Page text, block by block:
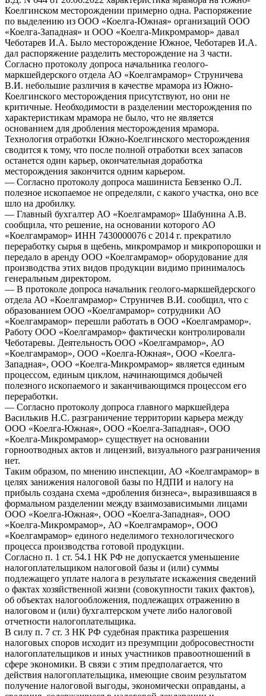
Коелгинском месторождении примерно одна. Распоряжение
по выделению из ООО «Коелга-Южная» организаций ООО
«Коелга-Западная» и ООО «Коелга-Микромрамор» давал
Чеботарев И.А. Было месторождение Южное, Чеботарев И.А.
дал распоряжение разделить месторождение на 3 части.
Согласно протоколу допроса начальника геолого-
маркшейдерского отдела АО «Коелгамрамор» Струничева
В.И. небольшие различия в качестве мрамора из Южно-
Коелгинского месторождения присутствуют, но они не
критичные. Необходимости в разделении месторождения по
характеристикам мрамора не было, что не является
основанием для дробления месторождения мрамора.
Технология отработки Южно-Коелгинского месторождения
сводится к тому, что после полной отработки всех запасов
останется один карьер, окончательная доработка
месторождения закончится одним карьером.
— Согласно протоколу допроса машиниста Бевзенко О.Л.
полезное ископаемое не определяли, с какого участка, оно все
шло на дробилку.
— Главный бухгалтер АО «Коелгамрамор» Шабунина А.В.
сообщила, что решение, на основании которого АО
«Коелгамрамор» ИНН 7430000076 с 2014 г. прекратило
переработку сырья в щебень, микромрамор и микропорошки и
передало в аренду ООО «Коелгамрамор» оборудование для
производства этих видов продукции видимо принималось
генеральным директором.
— В протоколе допроса начальник геолого-маркшейдерского
отдела АО «Коелгамрамор» Струничев В.И. сообщил, что с
образованием ООО «Коелгамрамор» сотрудники АО
«Коелгамрамор» перешли работать в ООО «Коелгамрамор».
Работу ООО «Коелгамрамор» фактически контролировали
Чеботаревы. Деятельность ООО «Коелгамрамор», АО
«Коелгамрамор», ООО «Коелга-Южная», ООО «Коелга-
Западная», ООО «Коелга-Микромрамор» является единым
процессом, единым циклом, начинающимся добычей
полезного ископаемого и заканчивающимся процессом его
переработки.
— Согласно протоколу допроса главного маркшейдера
Василькив Н.С. разграничение территории карьера между
ООО «Коелга-Южная», ООО «Коелга-Западная», ООО
«Коелга-Микромрамор» существует на основании
горноотводных актов и лицензий, визуального разграничения
нет.
Таким образом, по мнению инспекции, АО «Коелгамрамор» в
целях занижения налоговой базы по НДПИ и налогу на
прибыль создана схема «дробления бизнеса», выразившаяся в
формальном разделении между взаимозависимыми лицами
ООО «Коелга-Южная», ООО «Коелга-Западная», ООО
«Коелга-Микромрамор», АО «Коелгамрамор», ООО
«Коелгамрамор» единого неделимого технологического
процесса производства готовой продукции.
Согласно п. 1 ст. 54.1 НК РФ не допускается уменьшение
налогоплательщиком налоговой базы и (или) суммы
подлежащего уплате налога в результате искажения сведений
о фактах хозяйственной жизни (совокупности таких фактов),
об объектах налогообложения, подлежащих отражению в
налоговом и (или) бухгалтерском учете либо налоговой
отчетности налогоплательщика.
В силу п. 7 ст. 3 НК РФ судебная практика разрешения
налоговых споров исходит из презумпции добросовестности
налогоплательщиков и иных участников правоотношений в
сфере экономики. В связи с этим предполагается, что
действия налогоплательщика, имеющие своим результатом
получение налоговой выгоды, экономически оправданы, а